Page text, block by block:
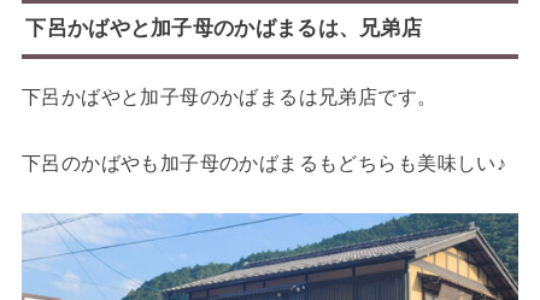
下呂かばやと加子母のかばまるは、兄弟店
下呂かばやと加子母のかばまるは兄弟店です。
下呂のかばやも加子母のかばまるもどちらも美味しい♪